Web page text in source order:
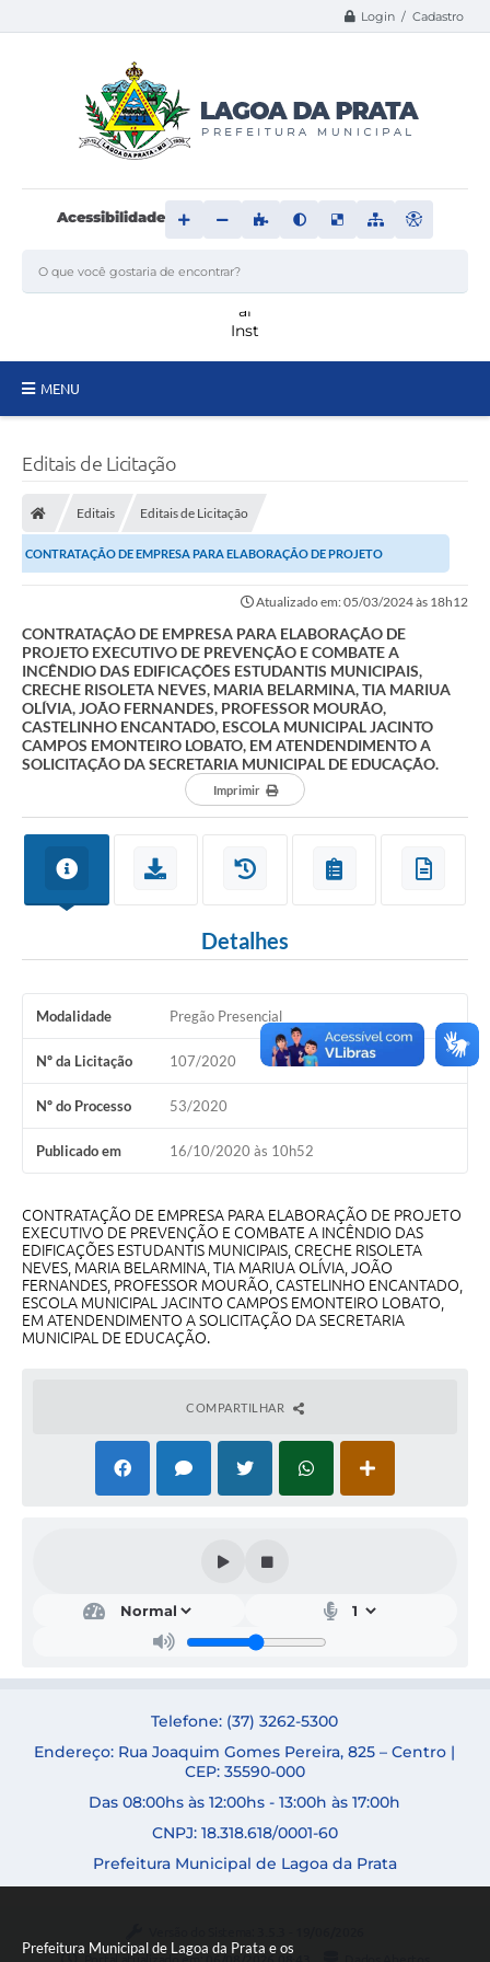
Prefeitura Municipal de Lagoa da Prata e os
Login / Cadastro
Acessibilidade
MENU
Carta de Serviços
Telefones Úteis
IPTU, ALVARÁ, ISS E OUTROS SERVIÇOS
Livro Eletrônico
Covid-19
Serviços Online
Administração
A Nossa Cidade
Conselhos Municipais
Sala Mineira do Empreendedor
PAD
Turismo
Notícias
Contratos
Legislação
Editais de Licitação
Editais Editais de Licitação
CONTRATAÇÃO DE EMPRESA PARA ELABORAÇÃO DE PROJETO
EXECUTIVO DE PREVENÇÃO E COMBATE A INCÊNDIO DAS EDIFICAÇÕES...
Atualizado em: 05/03/2024 às 18h12
CONTRATAÇÃO DE EMPRESA PARA ELABORAÇÃO DE
PROJETO EXECUTIVO DE PREVENÇÃO E COMBATE A
INCÊNDIO DAS EDIFICAÇÕES ESTUDANTIS MUNICIPAIS,
CRECHE RISOLETA NEVES, MARIA BELARMINA, TIA MARIUA
OLÍVIA, JOÃO FERNANDES, PROFESSOR MOURÃO,
CASTELINHO ENCANTADO, ESCOLA MUNICIPAL JACINTO
CAMPOS EMONTEIRO LOBATO, EM ATENDENDIMENTO A
SOLICITAÇÃO DA SECRETARIA MUNICIPAL DE EDUCAÇÃO.
Imprimir
Detalhes
Modalidade Pregão Presencial
Nº da Licitação 107/2020
Nº do Processo 53/2020
Publicado em 16/10/2020 às 10h52
CONTRATAÇÃO DE EMPRESA PARA ELABORAÇÃO DE PROJETO
EXECUTIVO DE PREVENÇÃO E COMBATE A INCÊNDIO DAS
EDIFICAÇÕES ESTUDANTIS MUNICIPAIS, CRECHE RISOLETA
NEVES, MARIA BELARMINA, TIA MARIUA OLÍVIA, JOÃO
FERNANDES, PROFESSOR MOURÃO, CASTELINHO ENCANTADO,
ESCOLA MUNICIPAL JACINTO CAMPOS EMONTEIRO LOBATO,
EM ATENDENDIMENTO A SOLICITAÇÃO DA SECRETARIA
MUNICIPAL DE EDUCAÇÃO.
COMPARTILHAR
Telefone: (37) 3262-5300
Endereço: Rua Joaquim Gomes Pereira, 825 – Centro |
CEP: 35590-000
Das 08:00hs às 12:00hs - 13:00h às 17:00h
CNPJ: 18.318.618/0001-60
Prefeitura Municipal de Lagoa da Prata